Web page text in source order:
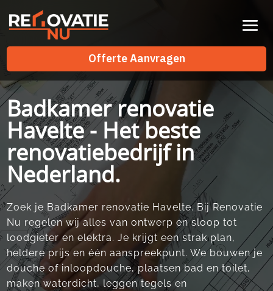
Offerte Aanvragen
Offerte Aanvragen
Badkamer renovatie
Havelte - Het beste
renovatiebedrijf in
Nederland.
Zoek je Badkamer renovatie Havelte. Bij Renovatie
Nu regelen wij alles van ontwerp en sloop tot
loodgieter en elektra. Je krijgt een strak plan,
heldere prijs en één aanspreekpunt. We bouwen je
douche of inloopdouche, plaatsen bad en toilet,
maken waterdicht, leggen tegels en